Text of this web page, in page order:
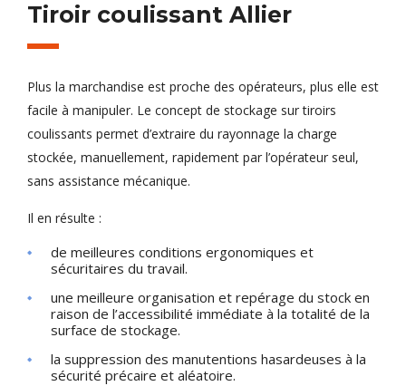
Tiroir coulissant Allier
Plus la marchandise est proche des opérateurs, plus elle est
facile à manipuler. Le concept de stockage sur tiroirs
coulissants permet d’extraire du rayonnage la charge
stockée, manuellement, rapidement par l’opérateur seul,
sans assistance mécanique.
Il en résulte :
de meilleures conditions ergonomiques et
sécuritaires du travail.
une meilleure organisation et repérage du stock en
raison de l’accessibilité immédiate à la totalité de la
surface de stockage.
la suppression des manutentions hasardeuses à la
sécurité précaire et aléatoire.